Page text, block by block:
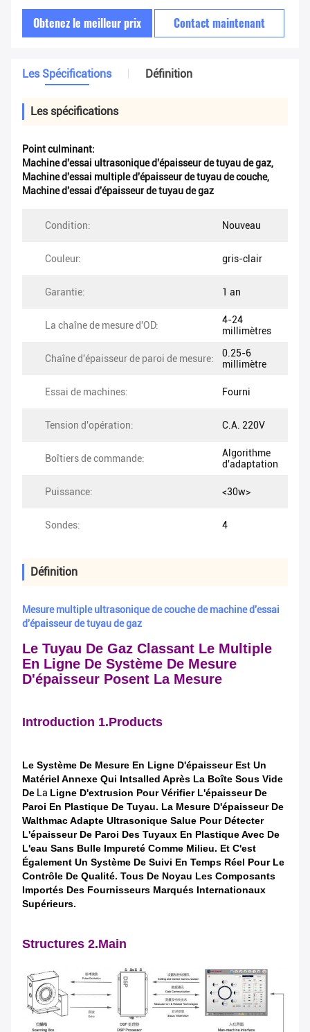
Obtenez le meilleur prix Contact maintenant
Les Spécifications Définition
Les spécifications
Point culminant:
Machine d'essai ultrasonique d'épaisseur de tuyau de gaz,
Machine d'essai multiple d'épaisseur de tuyau de couche,
Machine d'essai d'épaisseur de tuyau de gaz
Condition: Nouveau
Couleur: gris-clair
Garantie: 1 an
La chaîne de mesure d'OD:
4-24
millimètres
Chaîne d'épaisseur de paroi de mesure:
0.25-6
millimètre
Essai de machines: Fourni
Tension d'opération: C.A. 220V
Boîtiers de commande:
Algorithme
d'adaptation
Puissance: <30w>
Sondes: 4
Définition
Mesure multiple ultrasonique de couche de machine d'essai
d'épaisseur de tuyau de gaz
Le Tuyau De Gaz Classant Le Multiple
En Ligne De Système De Mesure
D'épaisseur Posent La Mesure
Introduction 1.Products
Le Système De Mesure En Ligne D'épaisseurEst Un
Matériel Annexe Qui Intsalled Après La Boîte Sous Vide
De La Ligne D'extrusion Pour Vérifier L'épaisseur De
Paroi En Plastique De Tuyau. La Mesure D'épaisseur De
Walthmac Adapte Ultrasonique Salue Pour Détecter
L'épaisseur De Paroi Des Tuyaux En Plastique Avec De
L'eau Sans Bulle Impureté Comme Milieu. Et C'est
Également Un Système De Suivi En Temps Réel Pour Le
Contrôle De Qualité. Tous De Noyau Les Composants
Importés Des Fournisseurs Marqués Internationaux
Supérieurs.
Structures 2.Main